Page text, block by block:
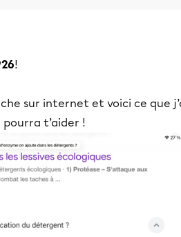
!
sur internet et voici ce que
pourra t’aider !